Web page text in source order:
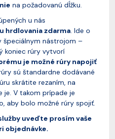
na požadovanú dĺžku.
u nás
hrdlovania zdarma. Ide o
špeciálnym nástrojom –
koniec rúry vytvorí
je možné rúry napojiť
sú štandardne dodávané
skrátite rezaním, na
je. V takom prípade je
aby bolo možné rúry spojiť.
uveďte prosím vaše
objednávke.